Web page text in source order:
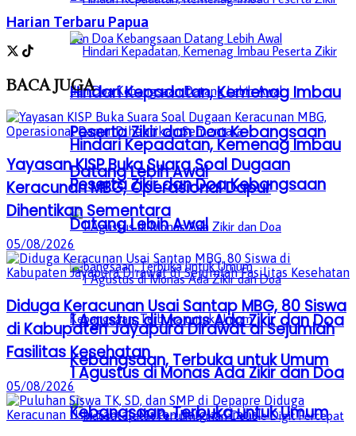
Hindari Kepadatan, Kemenag Imbau
Peserta Zikir dan Doa Kebangsaan
Datang Lebih Awal
1 Agustus di Monas Ada Zikir dan Doa
Kebangsaan, Terbuka untuk Umum
Hindari Kepadatan, Kemenag Imbau
Peserta Zikir dan Doa Kebangsaan
Datang Lebih Awal
1 Agustus di Monas Ada Zikir dan Doa
Kebangsaan, Terbuka untuk Umum
Harian Terbaru Papua
BACAJUGA
Yayasan KISP Buka Suara Soal Dugaan
Keracunan MBG, Operasional Dapur
Dihentikan Sementara
05/08/2026
Diduga Keracunan Usai Santap MBG, 80 Siswa
di Kabupaten Jayapura Dirawat di Sejumlah
Fasilitas Kesehatan
05/08/2026